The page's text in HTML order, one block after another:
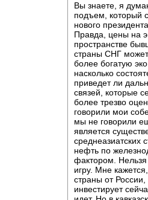
Вы знаете, я
подъем, который
нового
Правда, цены на
пространстве
страны СНГ может
более богатую
насколько
приведет ли
связей, которые
более трезво
говорили мои
мы не говорили
является
среднеазиатских
нефть по
фактором. Нельзя
игру. Мне
страны от России,
инвестирует